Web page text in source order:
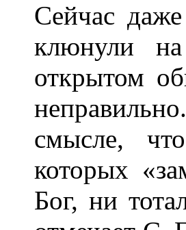
Сейчас
клюнули на
открытом
смысле,
которых
Бог, ни